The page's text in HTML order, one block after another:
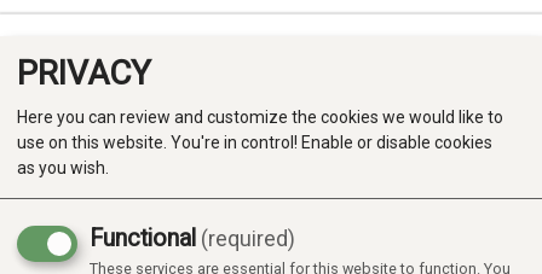
Focus
PRIVACY
Here you can review and customize the cookies we would like to
use on this website. You're in control! Enable or disable cookies
as you wish.
Functional (required)
These services are essential for this website to function. You